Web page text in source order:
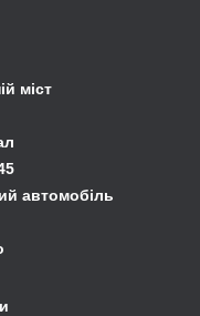
міст
автомобіль